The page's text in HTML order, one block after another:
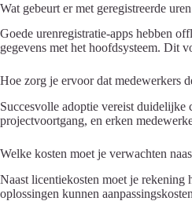
Wat gebeurt er met geregistreerde
Goede urenregistratie-apps hebben
gegevens met het hoofdsysteem. Dit
Hoe zorg je ervoor dat medewerkers
Succesvolle adoptie vereist duidelijke
projectvoortgang, en erken
Welke kosten moet je verwachten
Naast licentiekosten moet je
oplossingen kunnen